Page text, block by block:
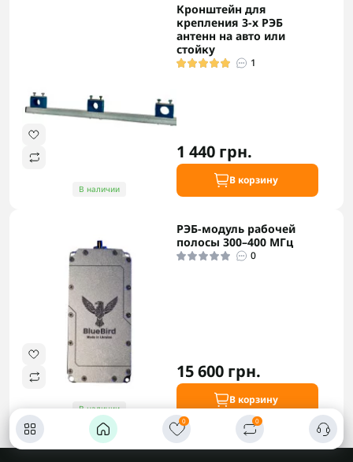
0 0
В наличии
Кронштейн для
крепления 3-х РЭБ
антенн на авто или
стойку
1
1 440 грн.
В корзину
В наличии
РЭБ-модуль рабочей
полосы 300–400 МГц
0
15 600 грн.
В корзину